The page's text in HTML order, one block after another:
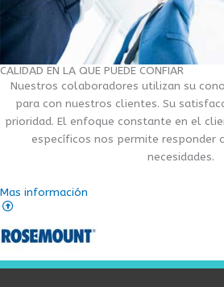
CALIDAD EN LA QUE PUEDE CONFIAR
Nuestros colaboradores utilizan su
para con nuestros clientes. Su
prioridad. El enfoque constante en el
específicos nos permite responder
necesidades.
Mas información